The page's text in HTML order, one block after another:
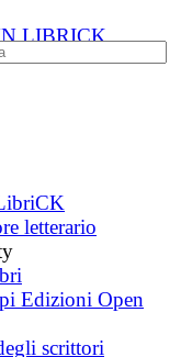
LIBRICK
letterario
Edizioni Open
scrittori